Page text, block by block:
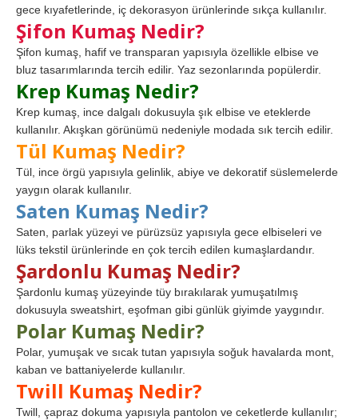
gece kıyafetlerinde, iç dekorasyon ürünlerinde sıkça kullanılır.
Şifon Kumaş Nedir?
Şifon kumaş, hafif ve transparan yapısıyla özellikle elbise ve
bluz tasarımlarında tercih edilir. Yaz sezonlarında popülerdir.
Krep Kumaş Nedir?
Krep kumaş, ince dalgalı dokusuyla şık elbise ve eteklerde
kullanılır. Akışkan görünümü nedeniyle modada sık tercih edilir.
Tül Kumaş Nedir?
Tül, ince örgü yapısıyla gelinlik, abiye ve dekoratif süslemelerde
yaygın olarak kullanılır.
Saten Kumaş Nedir?
Saten, parlak yüzeyi ve pürüzsüz yapısıyla gece elbiseleri ve
lüks tekstil ürünlerinde en çok tercih edilen kumaşlardandır.
Şardonlu Kumaş Nedir?
Şardonlu kumaş yüzeyinde tüy bırakılarak yumuşatılmış
dokusuyla sweatshirt, eşofman gibi günlük giyimde yaygındır.
Polar Kumaş Nedir?
Polar, yumuşak ve sıcak tutan yapısıyla soğuk havalarda mont,
kaban ve battaniyelerde kullanılır.
Twill Kumaş Nedir?
Twill, çapraz dokuma yapısıyla pantolon ve ceketlerde kullanılır;